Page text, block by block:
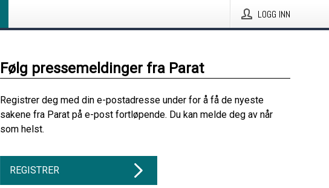
LOGG INN
Følg pressemeldinger fra Parat
Registrer deg med din e-postadresse under for å få de nyeste
sakene fra Parat på e-post fortløpende. Du kan melde deg av når
som helst.
REGISTRER